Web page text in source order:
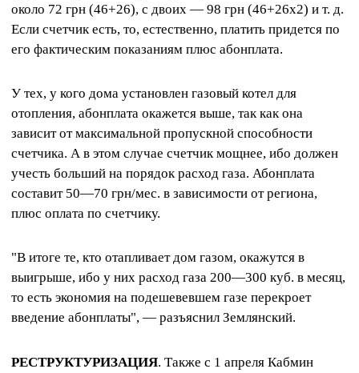
около 72 грн (46+26), с двоих — 98 грн (46+26х2) и т. д.
Если счетчик есть, то, естественно, платить придется по
его фактическим показаниям плюс абонплата.
У тех, у кого дома установлен газовый котел для
отопления, абонплата окажется выше, так как она
зависит от максимальной пропускной способности
счетчика. А в этом случае счетчик мощнее, ибо должен
учесть больший на порядок расход газа. Абонплата
составит 50—70 грн/мес. в зависимости от региона,
плюс оплата по счетчику.
"В итоге те, кто отапливает дом газом, окажутся в
выигрыше, ибо у них расход газа 200—300 куб. в месяц,
то есть экономия на подешевевшем газе перекроет
введение абонплаты", — разъяснил Землянский.
РЕСТРУКТУРИЗАЦИЯ. Также с 1 апреля Кабмин